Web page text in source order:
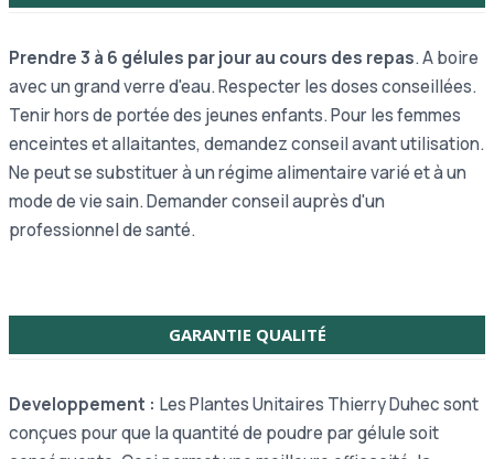
Prendre 3 à 6 gélules par jour au cours des repas. A boire
avec un grand verre d'eau. Respecter les doses conseillées.
Tenir hors de portée des jeunes enfants. Pour les femmes
enceintes et allaitantes, demandez conseil avant utilisation.
Ne peut se substituer à un régime alimentaire varié et à un
mode de vie sain. Demander conseil auprès d'un
professionnel de santé.
GARANTIE QUALITÉ
Developpement : Les Plantes Unitaires Thierry Duhec sont
conçues pour que la quantité de poudre par gélule soit